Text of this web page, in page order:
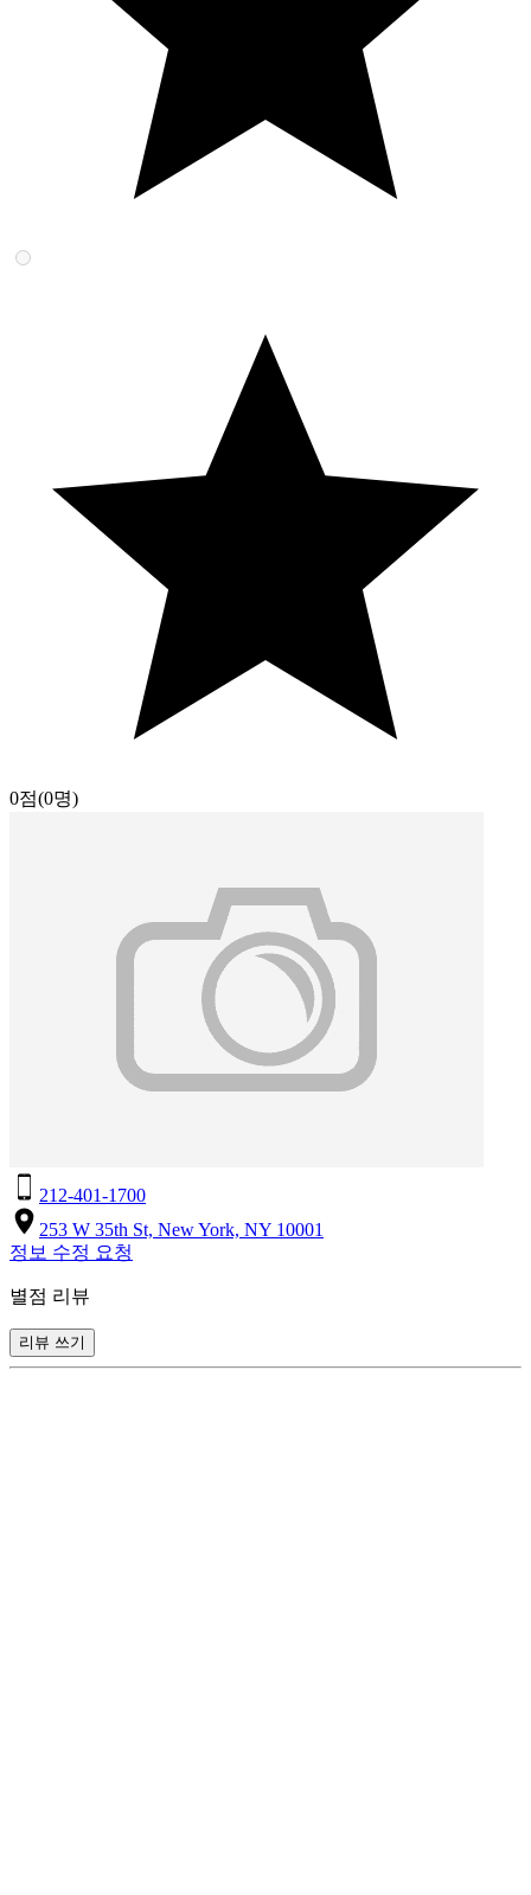
0점(0명)
212-401-1700
253 W 35th St, New York, NY 10001
정보 수정 요청
별점 리뷰
리뷰 쓰기